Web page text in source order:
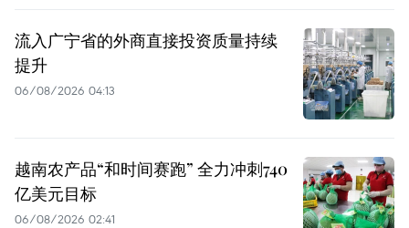
流入广宁省的外商直接投资质量持续
提升
06/08/2026 04:13
越南农产品“和时间赛跑” 全力冲刺740
亿美元目标
06/08/2026 02:41